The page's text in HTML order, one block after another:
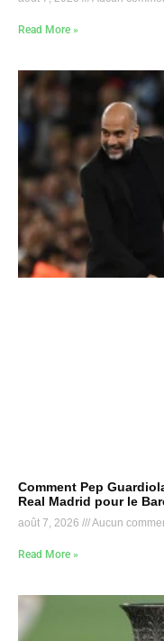
Read More »
Comment Pep
Real Madrid pour le
août 7, 2026 Aucun
Read More »